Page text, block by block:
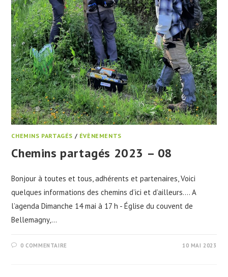
CHEMINS PARTAGÉS / ÉVÈNEMENTS
Chemins partagés 2023 – 08
Bonjour à toutes et tous, adhérents et partenaires, Voici
quelques informations des chemins d’ici et d’ailleurs…. A
l’agenda Dimanche 14 mai à 17 h - Église du couvent de
Bellemagny,…
0 COMMENTAIRE 10 MAI 2023